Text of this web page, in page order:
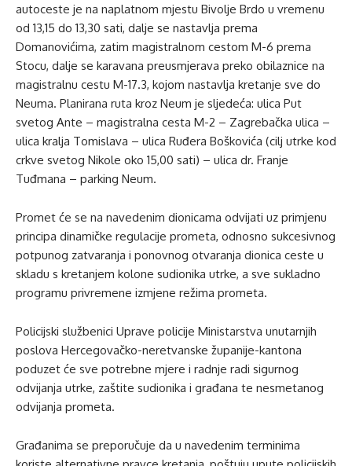
autoceste je na naplatnom mjestu Bivolje Brdo u vremenu
od 13,15 do 13,30 sati, dalje se nastavlja prema
Domanovićima, zatim magistralnom cestom M-6 prema
Stocu, dalje se karavana preusmjerava preko obilaznice na
magistralnu cestu M-17.3, kojom nastavlja kretanje sve do
Neuma. Planirana ruta kroz Neum je sljedeća: ulica Put
svetog Ante – magistralna cesta M-2 – Zagrebačka ulica –
ulica kralja Tomislava – ulica Ruđera Boškovića (cilj utrke kod
crkve svetog Nikole oko 15,00 sati) – ulica dr. Franje
Tuđmana – parking Neum.
Promet će se na navedenim dionicama odvijati uz primjenu
principa dinamičke regulacije prometa, odnosno sukcesivnog
potpunog zatvaranja i ponovnog otvaranja dionica ceste u
skladu s kretanjem kolone sudionika utrke, a sve sukladno
programu privremene izmjene režima prometa.
Policijski službenici Uprave policije Ministarstva unutarnjih
poslova Hercegovačko-neretvanske županije-kantona
poduzet će sve potrebne mjere i radnje radi sigurnog
odvijanja utrke, zaštite sudionika i građana te nesmetanog
odvijanja prometa.
Građanima se preporučuje da u navedenim terminima